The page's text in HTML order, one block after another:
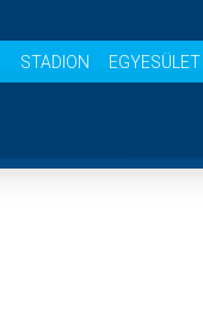
STADION EGYESÜLET